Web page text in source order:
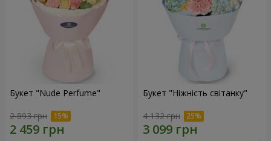
Букет "Nude Perfume"
2 893 грн
Букет "Ніжність світанку"
4 132 грн